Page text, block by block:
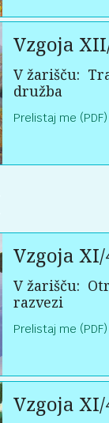
Vzgoja
V žarišču:
družba
Prelistaj me (PDF)
Vzgoja XI/
V žarišču:
razvezi
Prelistaj me (PDF)
Vzgoja XI/